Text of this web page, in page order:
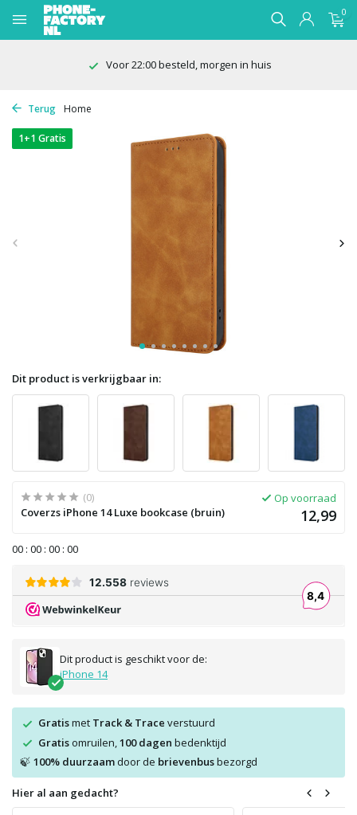
0
100 dagen bedenktijd
Terug Home
1+1 Gratis
Dit product is verkrijgbaar in:
(0)
Coverzs iPhone 14 Luxe bookcase (bruin)
Op voorraad
12,99
00 : 00 : 00 : 00
Dit product is geschikt voor de:
iPhone 14
Gratismet Track & Trace verstuurd
Gratisomruilen, 100 dagen bedenktijd
🍃 100% duurzaamdoor de brievenbusbezorgd
Hier al aan gedacht?